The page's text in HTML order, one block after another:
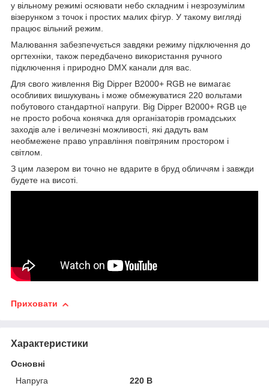
у вільному режимі осяювати небо складним і незрозумілим
візерунком з точок і простих малих фігур. У такому вигляді
працює вільний режим.
Малювання забезпечується завдяки режиму підключення до
оргтехніки, також передбачено використання ручного
підключення і природно DMX канали для вас.
Для свого живлення Big Dipper B2000+ RGB не вимагає
особливих вишукувань і може обмежуватися 220 вольтами
побутового стандартної напруги. Big Dipper B2000+ RGB це
не просто робоча конячка для організаторів громадських
заходів але і величезні можливості, які дадуть вам
необмежене право управління повітряним простором і
світлом.
З цим лазером ви точно не вдарите в бруд обличчям і завжди
будете на висоті.
Приховати
Характеристики
Основні
Напруга
220 В